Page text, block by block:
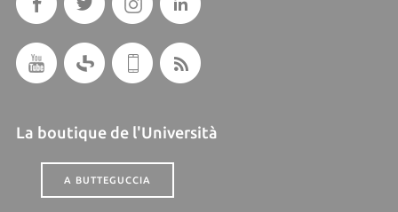
La boutique de l'Università
A BUTTEGUCCIA